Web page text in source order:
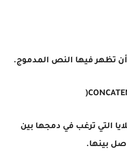
التي ترغب في دمجها بين
بينها.